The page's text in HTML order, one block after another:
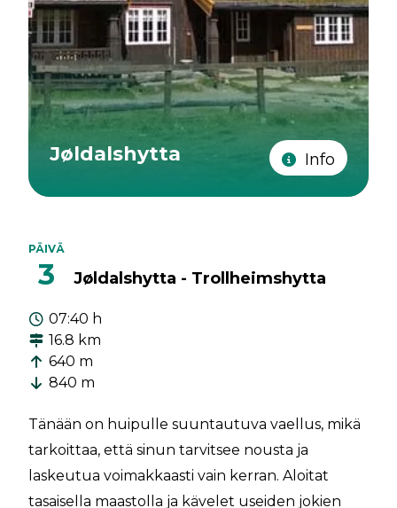
Jøldalshytta Info
PÄIVÄ
3 Jøldalshytta - Trollheimshytta
07:40 h
16.8 km
640 m
840 m
Tänään on huipulle suuntautuva vaellus, mikä
tarkoittaa, että sinun tarvitsee nousta ja
laskeutua voimakkaasti vain kerran. Aloitat
tasaisella maastolla ja kävelet useiden jokien